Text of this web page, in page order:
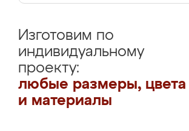
Изготовим по
индивидуальному
проекту:
любые размеры, цвета
и материалы